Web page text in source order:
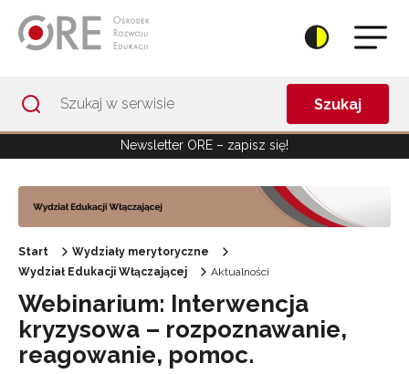
Szukaj
Newsletter ORE – zapisz się!
Start
Wydziały merytoryczne
Wydział Edukacji Włączającej
Aktualności
Webinarium: Interwencja
kryzysowa – rozpoznawanie,
reagowanie, pomoc.